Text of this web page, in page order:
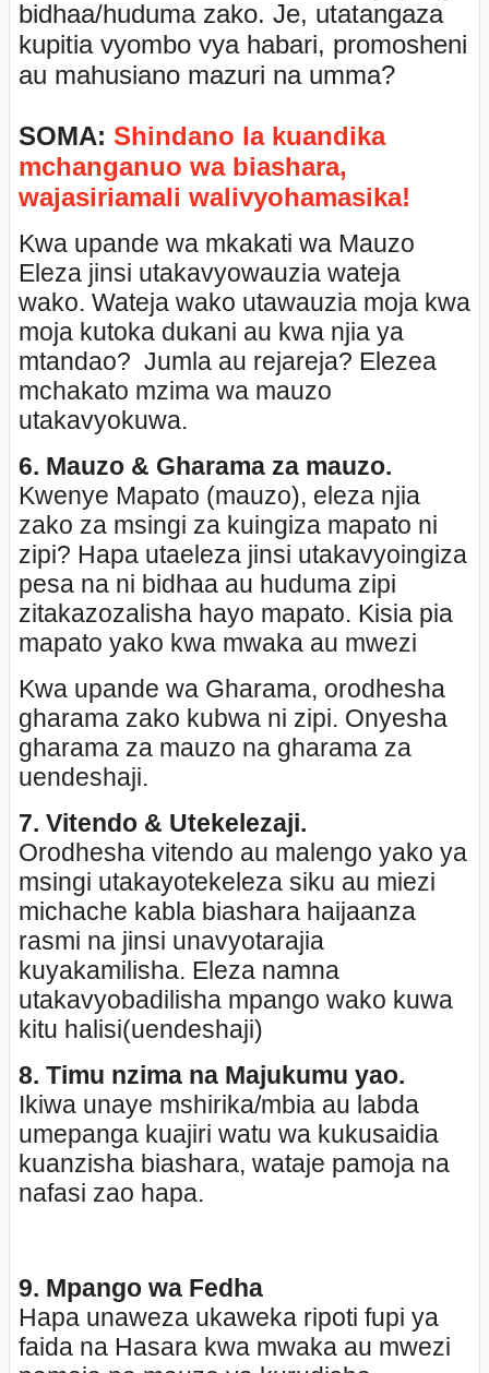
bidhaa/huduma zako. Je, utatangaza
kupitia vyombo vya habari, promosheni
au mahusiano mazuri na umma?
SOMA: Shindano la kuandika
mchanganuo wa biashara,
wajasiriamali walivyohamasika!
Kwa upande wa mkakati wa Mauzo
Eleza jinsi utakavyowauzia wateja
wako. Wateja wako utawauzia moja kwa
moja kutoka dukani au kwa njia ya
mtandao? Jumla au rejareja? Elezea
mchakato mzima wa mauzo
utakavyokuwa.
6. Mauzo & Gharama za mauzo.
Kwenye Mapato (mauzo), eleza njia
zako za msingi za kuingiza mapato ni
zipi? Hapa utaeleza jinsi utakavyoingiza
pesa na ni bidhaa au huduma zipi
zitakazozalisha hayo mapato. Kisia pia
mapato yako kwa mwaka au mwezi
Kwa upande wa Gharama, orodhesha
gharama zako kubwa ni zipi. Onyesha
gharama za mauzo na gharama za
uendeshaji.
7. Vitendo & Utekelezaji.
Orodhesha vitendo au malengo yako ya
msingi utakayotekeleza siku au miezi
michache kabla biashara haijaanza
rasmi na jinsi unavyotarajia
kuyakamilisha. Eleza namna
utakavyobadilisha mpango wako kuwa
kitu halisi(uendeshaji)
8. Timu nzima na Majukumu yao.
Ikiwa unaye mshirika/mbia au labda
umepanga kuajiri watu wa kukusaidia
kuanzisha biashara, wataje pamoja na
nafasi zao hapa.
9. Mpango wa Fedha
Hapa unaweza ukaweka ripoti fupi ya
faida na Hasara kwa mwaka au mwezi